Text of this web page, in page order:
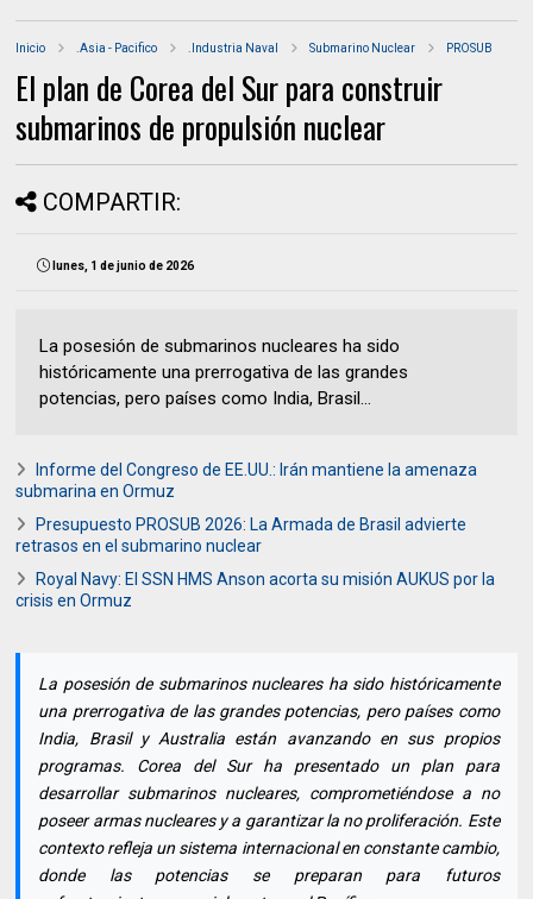
Inicio .Asia - Pacifico .Industria Naval Submarino Nuclear PROSUB
El plan de Corea del Sur para construir
submarinos de propulsión nuclear
COMPARTIR:
lunes, 1 de junio de 2026
La posesión de submarinos nucleares ha sido
históricamente una prerrogativa de las grandes
potencias, pero países como India, Brasil...
Informe del Congreso de EE.UU.: Irán mantiene la amenaza
submarina en Ormuz
Presupuesto PROSUB 2026: La Armada de Brasil advierte
retrasos en el submarino nuclear
Royal Navy: El SSN HMS Anson acorta su misión AUKUS por la
crisis en Ormuz
La posesión de submarinos nucleares ha sido históricamente
una prerrogativa de las grandes potencias, pero países como
India, Brasil y Australia están avanzando en sus propios
programas. Corea del Sur ha presentado un plan para
desarrollar submarinos nucleares, comprometiéndose a no
poseer armas nucleares y a garantizar la no proliferación. Este
contexto refleja un sistema internacional en constante cambio,
donde las potencias se preparan para futuros